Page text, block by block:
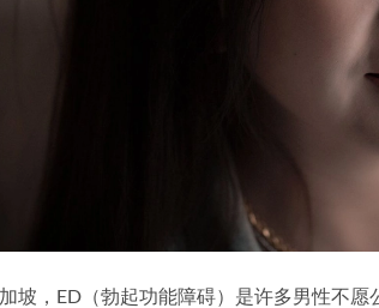
坡，ED（勃起功能障碍）是许多男性不